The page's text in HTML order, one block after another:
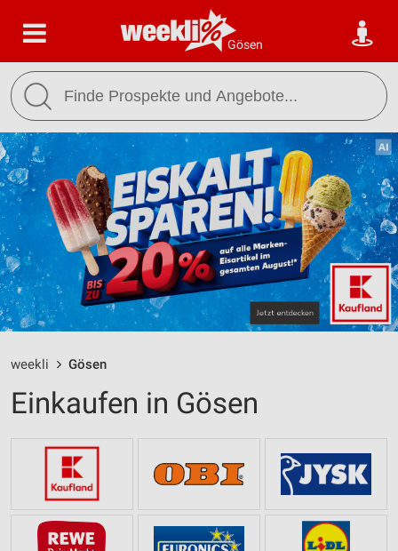
Gösen
weekli Gösen
Einkaufen in Gösen